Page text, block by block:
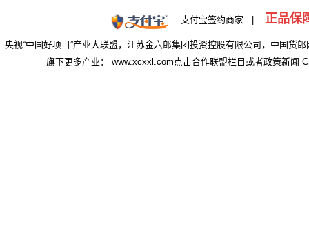
支付宝签约商家 | 正品保
央视“中国好项目”产业大联盟，江苏金六郎集团投资控股有限公司，中国货
旗下更多产业： www.xcxxl.com点击合作联盟栏目或者政策新闻